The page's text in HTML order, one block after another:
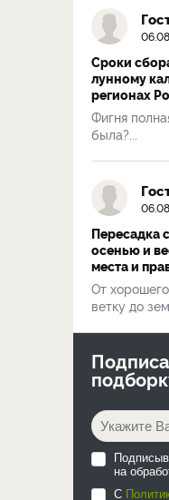
Сроки
лунному
регионах
Фигня
была?...
Пересадка
осенью и
места и
От
ветку до
на
С